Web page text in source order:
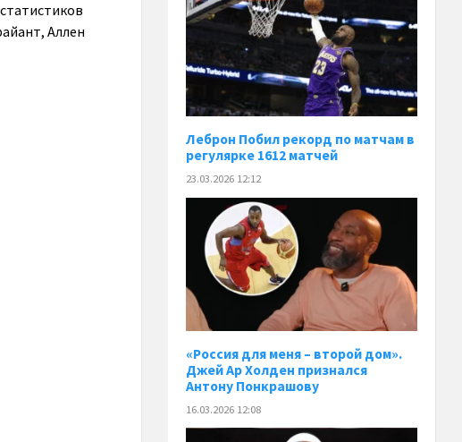
Аллен
Леброн Побил рекорд по матчам в
регулярке 1612 матчей
23.03.2026 12:12
«Россия для меня – второй дом».
Джей Ар Холден признался
Антону Понкрашову
16.03.2026 12:08